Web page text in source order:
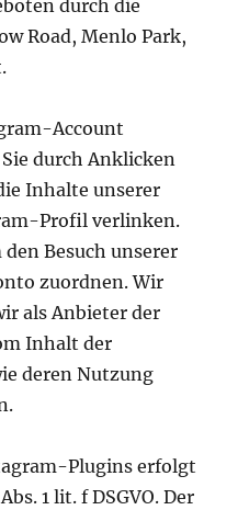
durch die
Road, Menlo Park,
Account
durch Anklicken
Inhalte unserer
Profil verlinken.
Besuch unserer
zuordnen. Wir
als Anbieter der
Inhalt der
deren Nutzung
Plugins erfolgt
1 lit. f DSGVO. Der